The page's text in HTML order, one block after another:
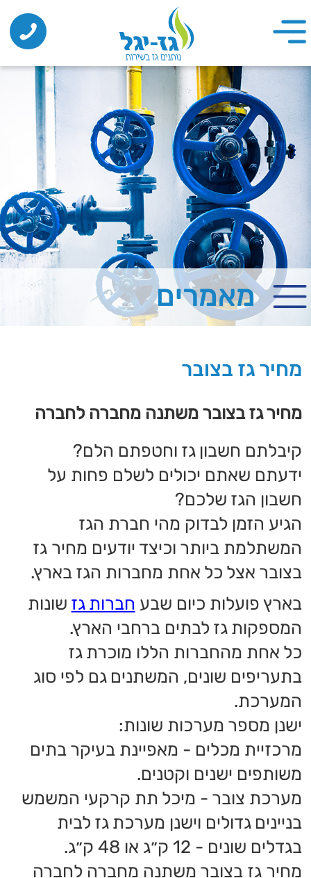
מחיר גז בצובר
מחיר גז בצובר משתנה מחברה לחברה
קיבלתם חשבון גז וחטפתם הלם?
הגיע הזמן לבדוק מהי חברת הגז
בצובר אצל כל אחת מחברות הגז בארץ.
בארץ פועלות כיום שבע חברות גז שונות
המספקות גז לבתים ברחבי הארץ.
כל אחת מהחברות הללו מוכרת גז
בתעריפים שונים, המשתנים גם לפי סוג
המערכת.
ישנן מספר מערכות שונות:
מרכזיית מכלים - מאפיינת בעיקר בתים
משותפים ישנים וקטנים.
מערכת צובר - מיכל תת קרקעי המשמש
בניינים גדולים וישנן מערכת גז לבית
מחיר גז בצובר משתנה מחברה לחברה
וניתן להכנס לאתר של משרד התמ״ת
ולבצע השוואת מחירים בין חברות הגז
השונות.
יש סיכוי שתגלו שאתם משלמים כעת
הרבה יותר ממה שאתם אמורים.
אם אתם גרים בבית פרטי - החלפת ספק
גז צריכה להיות פעולה פשוטה יחסית.
אתם צריכים ליצור קשר עם חברת הגז
שמספקת לכם גז כרגע ולבקש להתנתק.
תוך מספר ימים יגיעו נציגי חברת הגז
לנתק את הציוד שלהם.
במקביל - אתם צריכים לקבוע עם הספק
מאמרים